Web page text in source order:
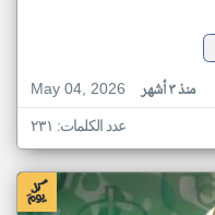
May 04, 2026
منذ ٣ أشهر
عدد الكلمات: ٢٣١